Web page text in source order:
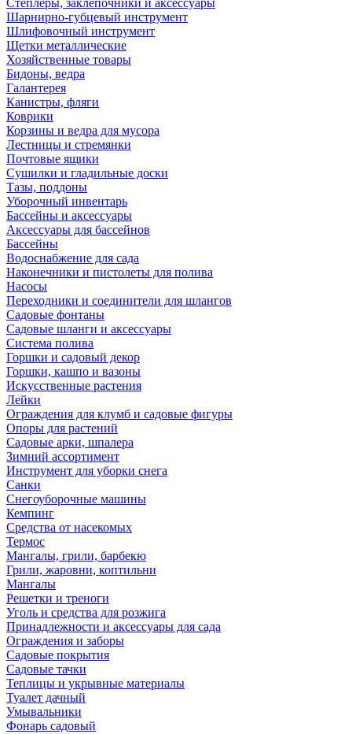
Степлеры, заклепочники и аксессуары
Шарнирно-губцевый инструмент
Шлифовочный инструмент
Щетки металлические
Хозяйственные товары
Бидоны, ведра
Галантерея
Канистры, фляги
Коврики
Корзины и ведра для мусора
Лестницы и стремянки
Почтовые ящики
Сушилки и гладильные доски
Тазы, поддоны
Уборочный инвентарь
Бассейны и аксессуары
Аксессуары для бассейнов
Бассейны
Водоснабжение для сада
Наконечники и пистолеты для полива
Насосы
Переходники и соединители для шлангов
Садовые фонтаны
Садовые шланги и аксессуары
Система полива
Горшки и садовый декор
Горшки, кашпо и вазоны
Искусственные растения
Лейки
Ограждения для клумб и садовые фигуры
Опоры для растений
Садовые арки, шпалера
Зимний ассортимент
Инструмент для уборки снега
Санки
Снегоуборочные машины
Кемпинг
Средства от насекомых
Термос
Мангалы, грили, барбекю
Грили, жаровни, коптильни
Мангалы
Решетки и треноги
Уголь и средства для розжига
Принадлежности и аксессуары для сада
Ограждения и заборы
Садовые покрытия
Садовые тачки
Теплицы и укрывные материалы
Туалет дачный
Умывальники
Фонарь садовый